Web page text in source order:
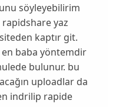
söyleyebilirim
yaz
kaptır git.
baba yöntemdir
bulunur. bu
uploadlar da
indrilip rapide